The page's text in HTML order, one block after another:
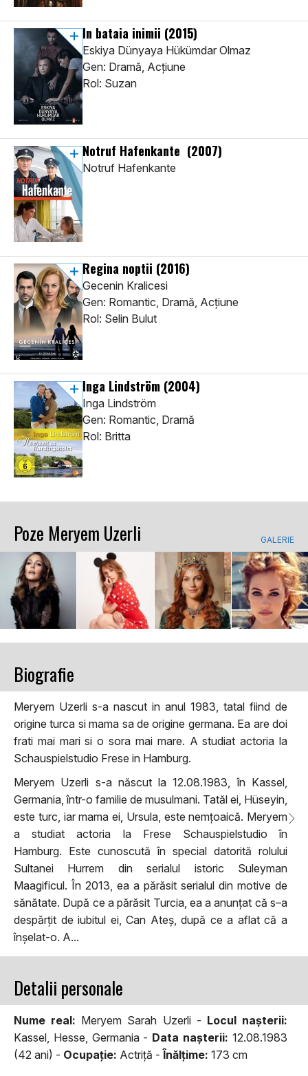
In bataia inimii (2015)
Eskiya Dünyaya Hükümdar Olmaz
Gen: Dramă, Acţiune
Rol: Suzan
Notruf Hafenkante (2007)
Notruf Hafenkante
Regina noptii (2016)
Gecenin Kralicesi
Gen: Romantic, Dramă, Acţiune
Rol: Selin Bulut
Inga Lindström (2004)
Inga Lindström
Gen: Romantic, Dramă
Rol: Britta
Poze Meryem Uzerli GALERIE
Biografie
Meryem Uzerli s-a nascut in anul 1983, tatal fiind de
origine turca si mama sa de origine germana. Ea are doi
frati mai mari si o sora mai mare. A studiat actoria la
Schauspielstudio Frese in Hamburg.
Meryem Uzerli s-a născut la 12.08.1983, în Kassel,
Germania, într-o familie de musulmani. Tatăl ei, Hüseyin,
este turc, iar mama ei, Ursula, este nemțoaică. Meryem
a studiat actoria la Frese Schauspielstudio în
Hamburg. Este cunoscută în special datorită rolului
Sultanei Hurrem din serialul istoric Suleyman
Maagificul. În 2013, ea a părăsit serialul din motive de
sănătate. După ce a părăsit Turcia, ea a anunțat că s–a
despărțit de iubitul ei, Can Ateș, după ce a aflat că a
înșelat-o. A...
Detalii personale
Nume real: Meryem Sarah Uzerli - Locul naşterii:
Kassel, Hesse, Germania - Data naşterii: 12.08.1983
(42 ani) - Ocupaţie: Actriță -Înălţime: 173 cm